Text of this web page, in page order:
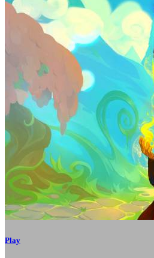
Play